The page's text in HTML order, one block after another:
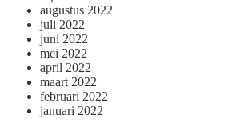
augustus 2022
juli 2022
juni 2022
mei 2022
april 2022
maart 2022
februari 2022
januari 2022